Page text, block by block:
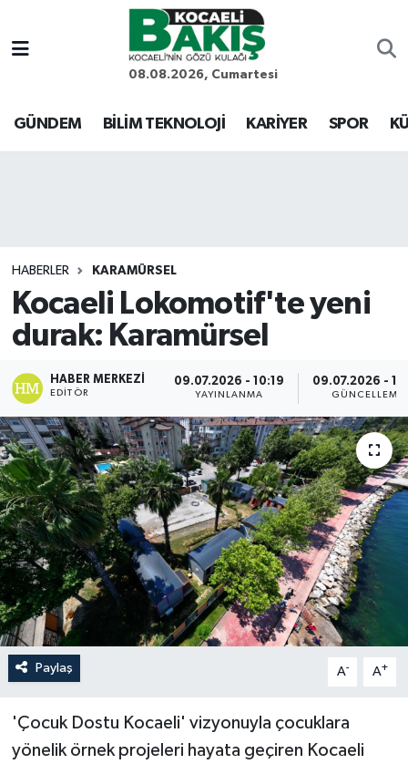
08.08.2026, Cumartesi
GÜNDEM BİLİM TEKNOLOJİ KARİYER SPOR
HABERLER KARAMÜRSEL
Kocaeli Lokomotif'te yeni
durak: Karamürsel
HABER MERKEZI
EDITÖR
09.07.2026 - 10:19
YAYINLANMA
09.07.2026 -
GÜNCELLEME
Paylaş A- A+
'Çocuk Dostu Kocaeli' vizyonuyla çocuklara
yönelik örnek projeleri hayata geçiren Kocaeli
Kocaeli Nöbetçi Eczaneler
Kocaeli Hava Durumu
Son Dakika Haberleri
Haber Arşivi